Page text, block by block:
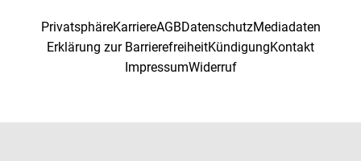
PrivatsphäreKarriereAGBDatenschutzMediadaten
Erklärung zur BarrierefreiheitKündigungKontakt
ImpressumWiderruf